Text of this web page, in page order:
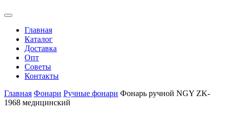
Главная
Каталог
Доставка
Опт
Советы
Контакты
Главная Фонари Ручные фонари Фонарь ручной NGY ZK-
1968 медицинский